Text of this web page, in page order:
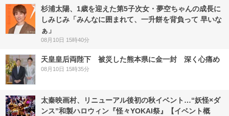
杉浦太陽、1歳を迎えた第5子次女・夢空ちゃんの成長に
しみじみ「みんなに囲まれて、一升餅を背負って 早いな
ぁ」
08月10日 15時40分
天皇皇后両陛下 被災した熊本県に金一封 深く心痛め
08月10日 15時35分
太秦映画村、リニューアル後初の秋イベント…“妖怪×ダ
ンス”和製ハロウィン『怪々YOKAI祭』【イベント概